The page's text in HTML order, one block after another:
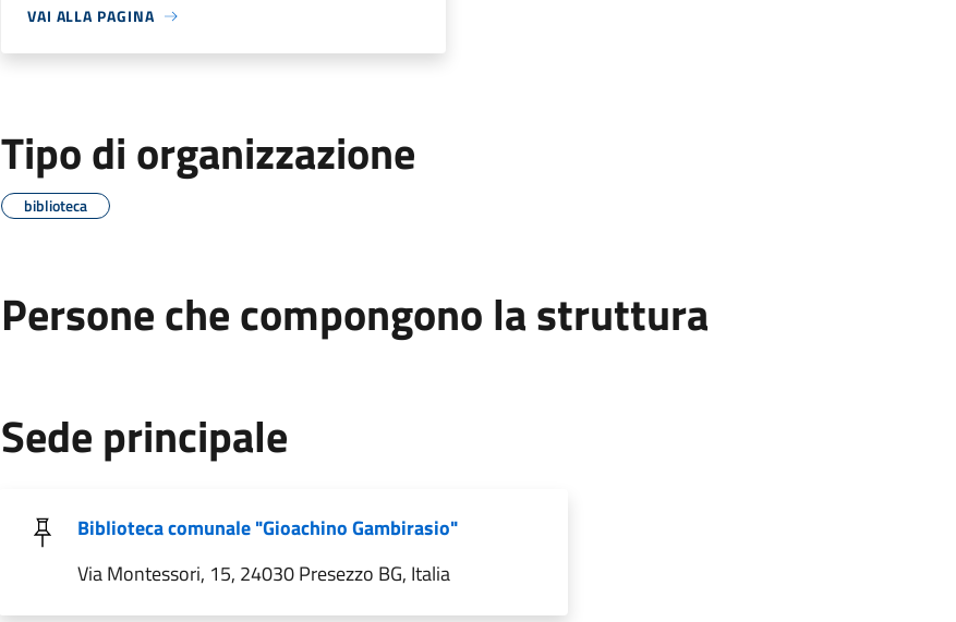
VAI ALLA PAGINA
Tipo di organizzazione
biblioteca
Persone che compongono la struttura
Sede principale
Biblioteca comunale "Gioachino Gambirasio"
Via Montessori, 15, 24030 Presezzo BG, Italia